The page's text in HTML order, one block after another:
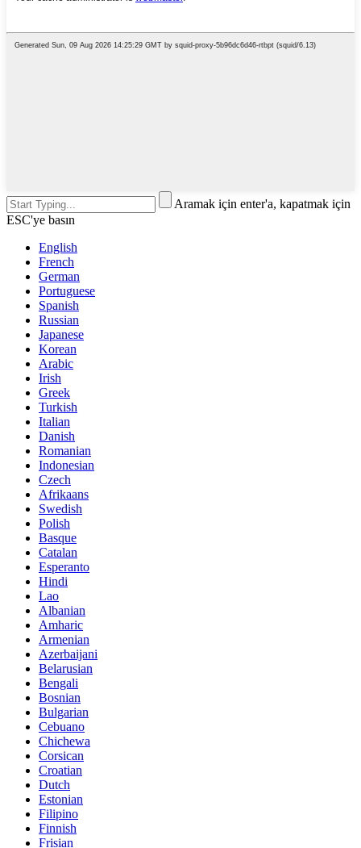
Aramak için enter'a, kapatmak için
ESC'ye basın
English
French
German
Portuguese
Spanish
Russian
Japanese
Korean
Arabic
Irish
Greek
Turkish
Italian
Danish
Romanian
Indonesian
Czech
Afrikaans
Swedish
Polish
Basque
Catalan
Esperanto
Hindi
Lao
Albanian
Amharic
Armenian
Azerbaijani
Belarusian
Bengali
Bosnian
Bulgarian
Cebuano
Chichewa
Corsican
Croatian
Dutch
Estonian
Filipino
Finnish
Frisian